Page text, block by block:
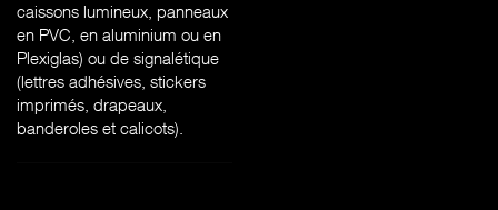
caissons lumineux, panneaux
en PVC, en aluminium ou en
Plexiglas) ou de signalétique
(lettres adhésives, stickers
imprimés, drapeaux,
banderoles et calicots).